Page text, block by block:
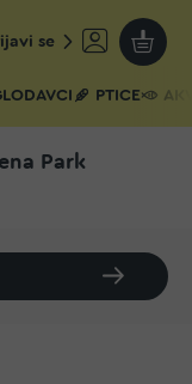
se
Moja
PTICE
Park